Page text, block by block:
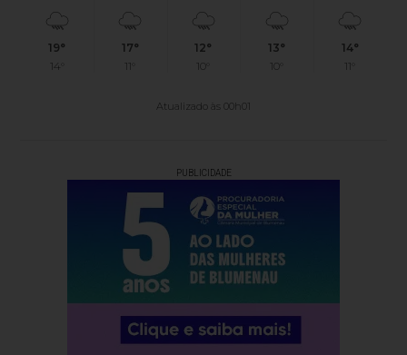
19°
14°
17°
11°
12°
10°
13°
10°
14°
11°
Atualizado às 00h01
PUBLICIDADE